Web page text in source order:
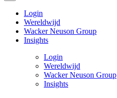
Login
Wereldwijd
Wacker Neuson Group
Insights
Login
Wereldwijd
Wacker Neuson Group
Insights